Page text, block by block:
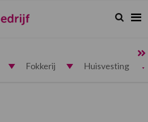
Zoeken...
Zoek
Fokkerij Huisvesting